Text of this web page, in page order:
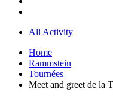
All Activity
Home
Rammstein
Tournées
Meet and greet de la